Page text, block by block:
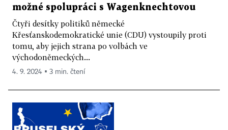
možné spolupráci s Wagenknechtovou
Čtyři desítky politiků německé
Křesťanskodemokratické unie (CDU) vystoupily proti
tomu, aby jejich strana po volbách ve
východoněmeckých...
4. 9. 2024 ▪ 3 min. čtení